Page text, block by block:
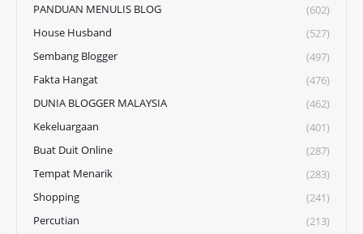
PANDUAN MENULIS BLOG
(602)
House Husband
(527)
Sembang Blogger
(497)
Fakta Hangat
(476)
DUNIA BLOGGER MALAYSIA
(462)
Kekeluargaan
(401)
Buat Duit Online
(287)
Tempat Menarik
(283)
Shopping
(241)
Percutian
(213)